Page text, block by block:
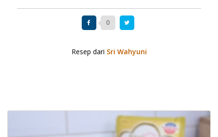
0
Resep dari Sri Wahyuni